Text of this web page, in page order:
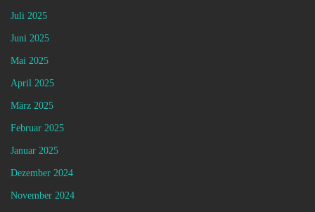
Juli 2025
Juni 2025
Mai 2025
April 2025
März 2025
Februar 2025
Januar 2025
Dezember 2024
November 2024